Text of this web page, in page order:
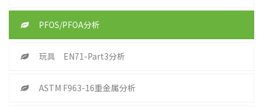
PFOS/PFOA分析
玩具 EN71-Part3分析
ASTM F963-16重金属分析